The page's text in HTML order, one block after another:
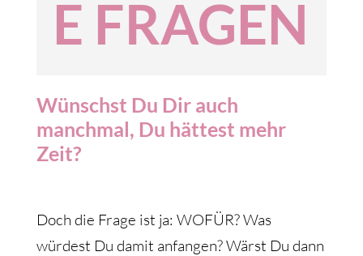
E FRAGEN
Wünschst Du Dir auch
manchmal, Du hättest mehr
Zeit?
Doch die Frage ist ja: WOFÜR? Was
würdest Du damit anfangen? Wärst Du dann